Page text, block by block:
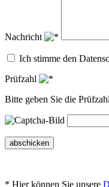
Nachricht
Ich stimme den
Prüfzahl
Bitte geben Sie die
abschicken
* Hier können Sie unsere